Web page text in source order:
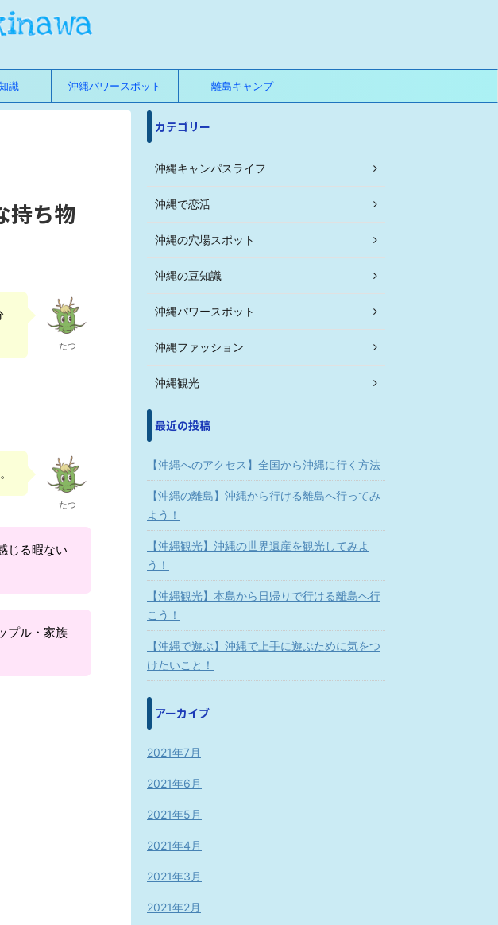
識 沖縄パワースポット 離島キャンプ
持ち物
たつ
たつ
じる暇ない
プル・家族
カテゴリー
沖縄キャンパスライフ
沖縄で恋活
沖縄の穴場スポット
沖縄の豆知識
沖縄パワースポット
沖縄ファッション
沖縄観光
最近の投稿
【沖縄へのアクセス】全国から沖縄に行く方法
【沖縄の離島】沖縄から行ける離島へ行ってみ
よう！
【沖縄観光】沖縄の世界遺産を観光してみよ
う！
【沖縄観光】本島から日帰りで行ける離島へ行
こう！
【沖縄で遊ぶ】沖縄で上手に遊ぶために気をつ
けたいこと！
アーカイブ
2021年7月
2021年6月
2021年5月
2021年4月
2021年3月
2021年2月